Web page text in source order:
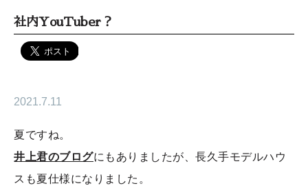
社内YouTuber？
2021.7.11
夏ですね。
井上君のブログにもありましたが、長久手モデルハウ
スも夏仕様になりました。